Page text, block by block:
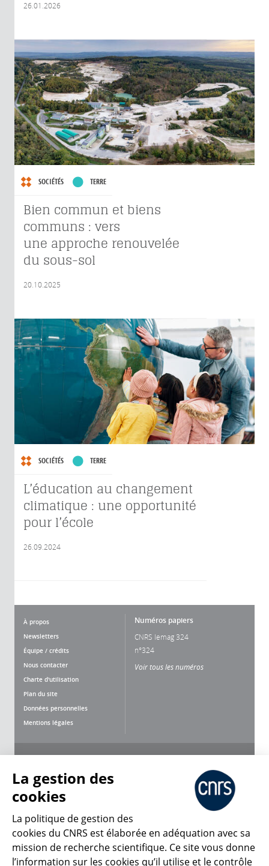
26.01.2026
SOCIÉTÉS TERRE
Bien commun et biens
communs : vers
une approche renouvelée
du sous-sol
20.10.2025
SOCIÉTÉS TERRE
L’éducation au changement
climatique : une opportunité
pour l’école
26.09.2024
À propos
Newsletters
Équipe / crédits
Nous contacter
Charte d'utilisation
Plan du site
Données personnelles
Mentions légales
Numéros papiers
CNRS lemag 324
n°324
Voir tous les numéros
CNRS Le Mag
La gestion des
cookies
La politique de gestion des
cookies du CNRS est élaborée en adéquation avec sa
mission de recherche scientifique. Ce site vous donne
l’information sur les cookies qu’il utilise et le contrôle